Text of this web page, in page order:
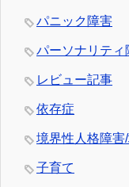
パニック障害
パーソナリティ
レビュー記事
依存症
境界性人格障
子育て